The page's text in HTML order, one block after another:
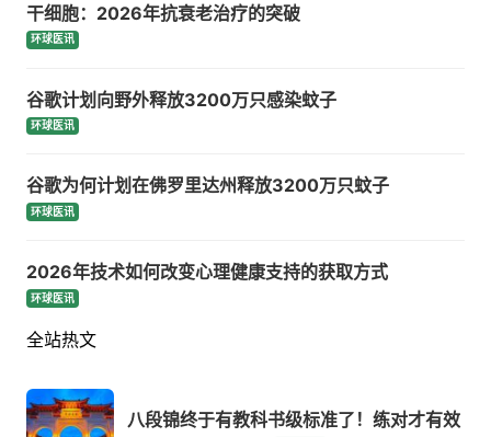
干细胞：2026年抗衰老治疗的突破
环球医讯
谷歌计划向野外释放3200万只感染蚊子
环球医讯
谷歌为何计划在佛罗里达州释放3200万只蚊子
环球医讯
2026年技术如何改变心理健康支持的获取方式
环球医讯
全站热文
八段锦终于有教科书级标准了！练对才有效